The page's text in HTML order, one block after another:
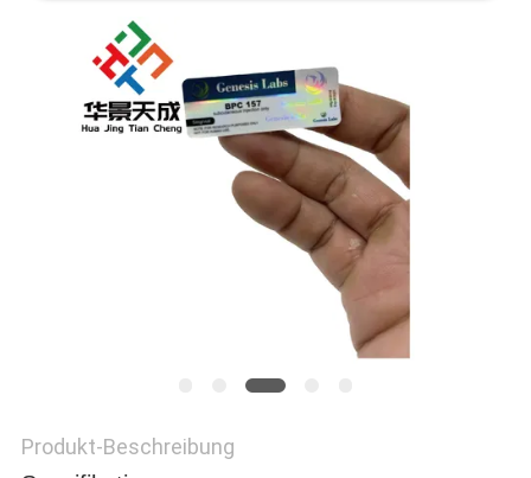
SITEMAP
PRIVACY
POLICY
Produkt-Beschreibung